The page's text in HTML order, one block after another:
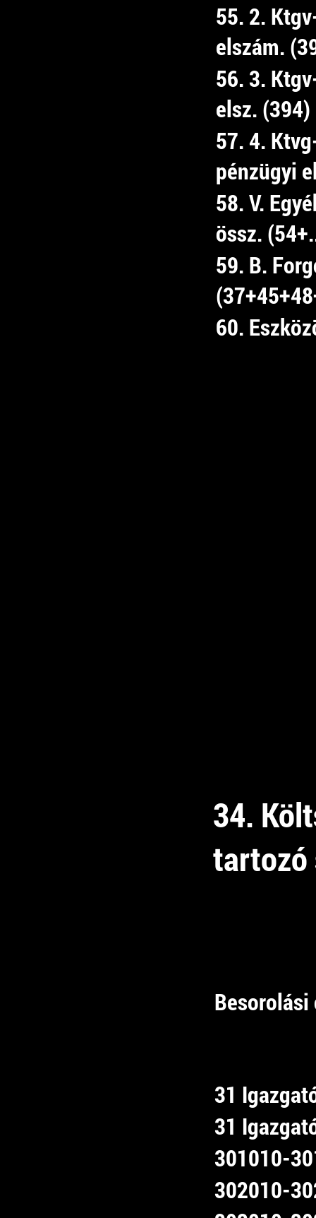
55. 2.
elszám.
56. 3.
elsz. (394)
57. 4.
pénzügyi
58. V.
össz.
59. B.
60.
34.
tartozó
31
31
301010-
302010-